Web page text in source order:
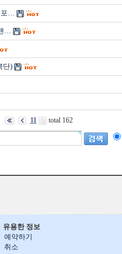
포…
…
단)
11 total 162
유용한 정보
예약하기
취소